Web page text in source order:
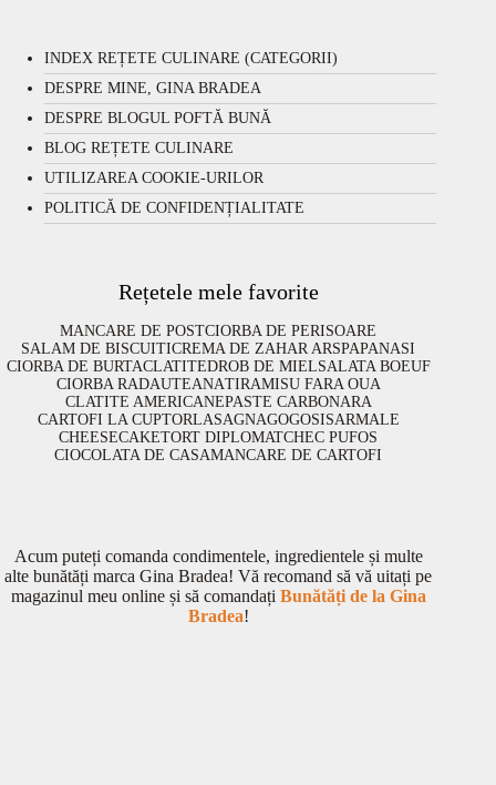
INDEX REȚETE CULINARE (CATEGORII)
DESPRE MINE, GINA BRADEA
DESPRE BLOGUL POFTĂ BUNĂ
BLOG REȚETE CULINARE
UTILIZAREA COOKIE-URILOR
POLITICĂ DE CONFIDENȚIALITATE
Rețetele mele favorite
MANCARE DE POSTCIORBA DE PERISOARE
SALAM DE BISCUITICREMA DE ZAHAR ARSPAPANASI
CIORBA DE BURTACLATITEDROB DE MIELSALATA BOEUF
CIORBA RADAUTEANATIRAMISU FARA OUA
CLATITE AMERICANEPASTE CARBONARA
CARTOFI LA CUPTORLASAGNAGOGOSISARMALE
CHEESECAKETORT DIPLOMATCHEC PUFOS
CIOCOLATA DE CASAMANCARE DE CARTOFI
Acum puteți comanda condimentele, ingredientele și multe
alte bunătăți marca Gina Bradea! Vă recomand să vă uitați pe
magazinul meu online și să comandați Bunătăți de la Gina
Bradea!